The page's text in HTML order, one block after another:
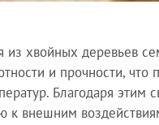
хвойных деревьев
и прочности, что
Благодаря этим
к внешним